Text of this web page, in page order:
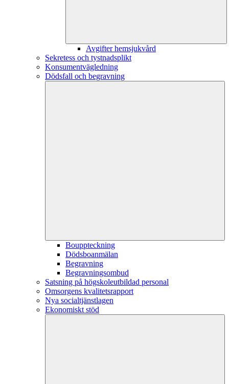
Avgifter hemsjukvård
Sekretess och tystnadsplikt
Konsumentvägledning
Dödsfall och begravning
Bouppteckning
Dödsboanmälan
Begravning
Begravningsombud
Satsning på högskoleutbildad personal
Omsorgens kvalitetsrapport
Nya socialtjänstlagen
Ekonomiskt stöd